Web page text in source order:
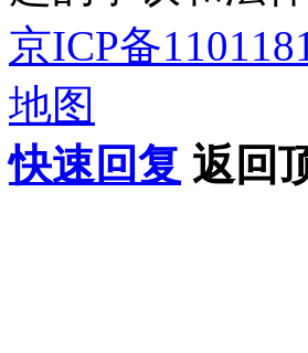
京ICP备
地图
快速回复 返回